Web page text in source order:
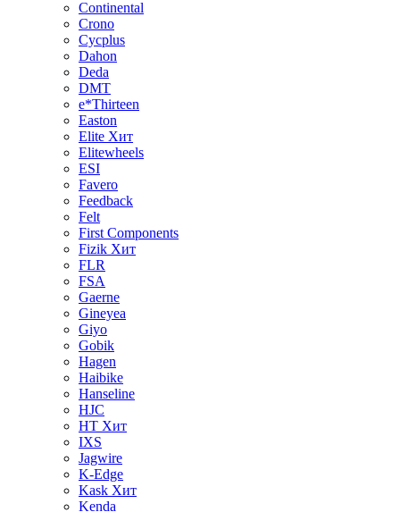
Continental
Crono
Cycplus
Dahon
Deda
DMT
e*Thirteen
Easton
Elite Хит
Elitewheels
ESI
Favero
Feedback
Felt
First Components
Fizik Хит
FLR
FSA
Gaerne
Gineyea
Giyo
Gobik
Hagen
Haibike
Hanseline
HJC
HT Хит
IXS
Jagwire
K-Edge
Kask Хит
Kenda